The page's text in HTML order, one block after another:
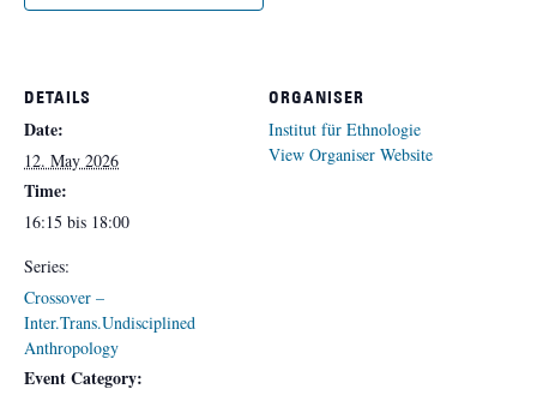
DETAILS
Date:
12. May 2026
Time:
16:15 bis 18:00
Series:
Crossover –
Inter.Trans.Undisciplined
Anthropology
Event Category:
ORGANISER
Institut für Ethnologie
View Organiser Website